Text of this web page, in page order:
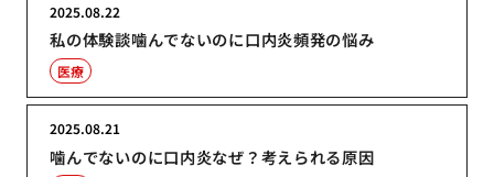
私の体験談噛んでないのに口内炎頻発の悩み
2025.08.22
医療
噛んでないのに口内炎なぜ？考えられる原因
2025.08.21